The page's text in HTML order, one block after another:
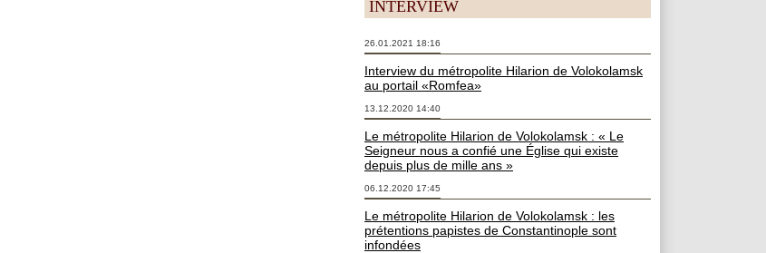
INTERVIEW
26.01.2021 18:16
Interview du métropolite Hilarion de Volokolamsk
au portail «Romfea»
13.12.2020 14:40
Le métropolite Hilarion de Volokolamsk : « Le
Seigneur nous a confié une Église qui existe
depuis plus de mille ans »
06.12.2020 17:45
Le métropolite Hilarion de Volokolamsk : les
prétentions papistes de Constantinople sont
infondées